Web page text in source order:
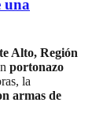
una
Alto, Región
portonazo
la
armas de